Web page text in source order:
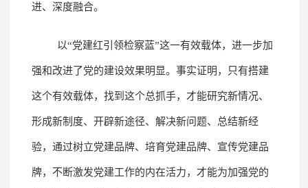
进、深度融合。
以“党建红引领检察蓝”这一有效载体，进一步加
强和改进了党的建设效果明显。事实证明，只有搭建
这个有效载体，找到这个总抓手，才能研究新情况、
形成新制度、开辟新途径、解决新问题、总结新经
验，通过树立党建品牌、培育党建品牌、宣传党建品
牌，不断激发党建工作的内在活力，才能为加强党的